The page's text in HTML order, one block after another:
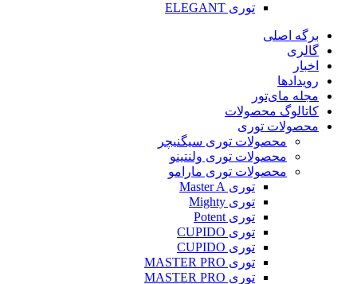
توری ELEGANT
برگه اصلی
گالری
اخبار
رویدادها
مجله مای‌تور
کاتالوگ محصولات
محصولات توری
محصولات توری سیگنیچر
محصولات توری ولنتینو
محصولات توری مارامو
توری Master A
توری Mighty
توری Potent
توری CUPIDO
توری CUPIDO
توری MASTER PRO
توری MASTER PRO